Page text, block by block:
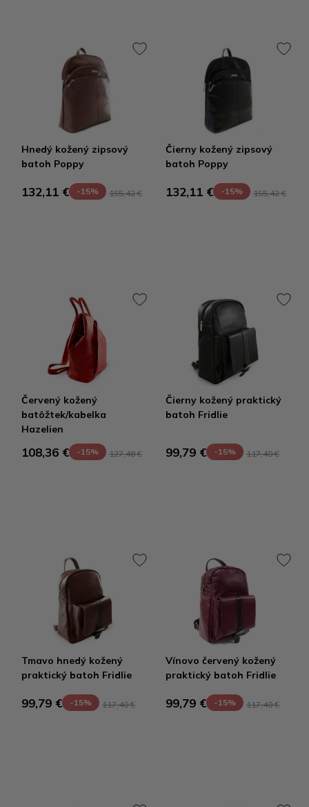
Hnedý kožený zipsový
batoh Poppy
132,11 € -15% 155,42 €
Čierny kožený zipsový
batoh Poppy
132,11 € -15% 155,42 €
Červený kožený
batôžtek/kabelka
Hazelien
108,36 € -15% 127,48 €
Čierny kožený praktický
batoh Fridlie
99,79 € -15% 117,40 €
Tmavo hnedý kožený
praktický batoh Fridlie
99,79 € -15% 117,40 €
Vínovo červený kožený
praktický batoh Fridlie
99,79 € -15% 117,40 €